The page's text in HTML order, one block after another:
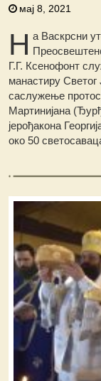
мај 8, 2021
Н а Васкрсни
Г.Г. Ксенофонт
манастиру
саслужење
Мартинијана
јерођакона
око 50